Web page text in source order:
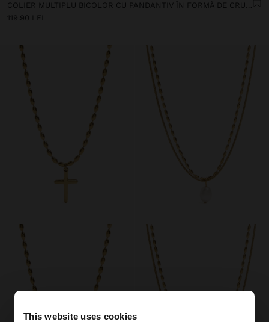
This website uses cookies
COLIER MULTIPLU BICOLOR CU PANDANTIV ÎN FORMĂ DE CRUCE - OȚEL INOXIDABIL
119.90 LEI